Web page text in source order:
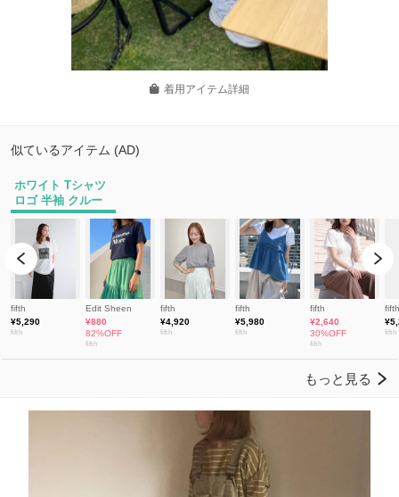
着用アイテム詳細